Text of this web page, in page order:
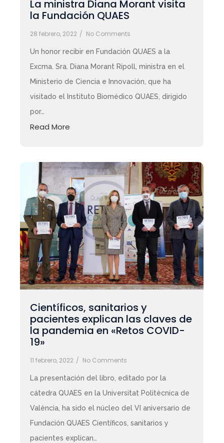
La ministra Diana Morant visita
la Fundación QUAES
28 febrero, 2022 / No Comments
Un honor recibir en Fundación QUAES a la
Excma. Sra. Diana Morant Ripoll, ministra en el
Ministerio de Ciencia e Innovación, que ha
visitado el Instituto Biomédico QUAES, dirigido
por…
Read More
Científicos, sanitarios y
pacientes explican las claves de
la pandemia en «Retos COVID-
19»
11 febrero, 2022 / No Comments
La presentación del libro, editado por la
cátedra QUAES en la Universitat Politècnica de
València, ha sido el núcleo del VI aniversario de
Fundación QUAES Científicos, sanitarios y
pacientes explican…